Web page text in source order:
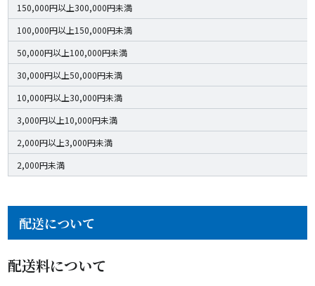
150,000円以上300,000円未満
100,000円以上150,000円未満
50,000円以上100,000円未満
30,000円以上50,000円未満
10,000円以上30,000円未満
3,000円以上10,000円未満
2,000円以上3,000円未満
2,000円未満
配送について
配送料について